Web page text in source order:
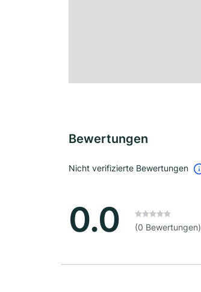
Bewertungen
Nicht verifizierte Bewertungen
0.0 (0 Bewertungen)